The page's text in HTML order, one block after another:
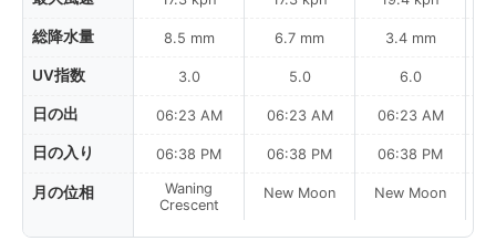
総降水量
UV指数
日の出
日の入り
月の位相
8.5 mm
3.0
06:23 AM
06:38 PM
Waning
Crescent
6.7 mm
5.0
06:23 AM
06:38 PM
New Moon
3.4 mm
6.0
06:23 AM
06:38 PM
New Moon